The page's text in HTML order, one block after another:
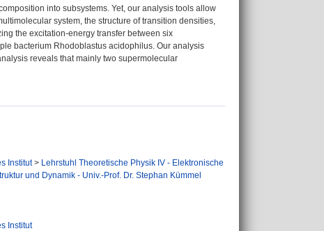
into subsystems. Yet, our analysis tools allow
system, the structure of transition densities,
the excitation-energy transfer between six
bacterium Rhodoblastus acidophilus. Our analysis
reveals that mainly two supermolecular
Institut> Lehrstuhl Theoretische Physik IV - Elektronische
und Dynamik - Univ.-Prof. Dr. Stephan Kümmel
Institut